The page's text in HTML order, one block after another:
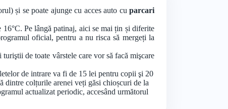
și se poate ajunge cu acces auto cu parcari
Pe lângă patinaj, aici se mai țin și diferite
oficial, pentru a nu risca să mergeți la
de toate vârstele care vor să facă mişcare
de intrare va fi de 15 lei pentru copii şi 20
dintre colțurile arenei veți găsi chioșcuri de la
actualizat periodic, accesând următorul